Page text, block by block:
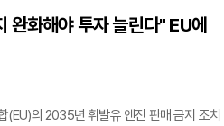
기업이었다가 민영화된 역사를 가지고
고 있다.NTT 모빌리티는 2027
객으로 삼는다. 이 신설 회사는 자율 주행
비스를
완화해야 투자 늘린다" EU에
(EU)의 2035년 휘발유 엔진 판매 금지 조치